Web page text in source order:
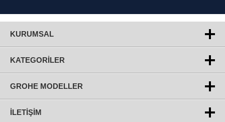
KURUMSAL
KATEGORILER
GROHE MODELLER
İLETIŞIM